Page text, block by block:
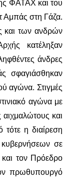
ΦΑΤΑΧ και του
Αμπάς στη Γάζα.
και των ανδρών
κατέληξαν
άνδρες
σφαγιάσθηκαν
αγώνα. Στιγμές
αγώνα με
αιχμαλώτους και
η διαίρεση
σε
τον Πρόεδρο
πρωθυπουργό